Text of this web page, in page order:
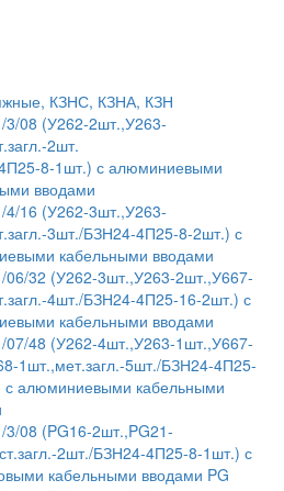
КЗНС, КЗНА, КЗН
3/08 (У262-2шт.,У263-
2шт.
8-1шт.) с алюминиевыми
вводами
4/16 (У262-3шт.,У263-
3шт./БЗН24-4П25-8-2шт.) с
кабельными вводами
06/32 (У262-3шт.,У263-2шт.,У667-
4шт./БЗН24-4П25-16-2шт.) с
кабельными вводами
07/48 (У262-4шт.,У263-1шт.,У667-
1шт.,мет.загл.-5шт./БЗН24-4П25-
с алюминиевыми кабельными
08 (PG16-2шт.,PG21-
2шт./БЗН24-4П25-8-1шт.) с
кабельными вводами PG